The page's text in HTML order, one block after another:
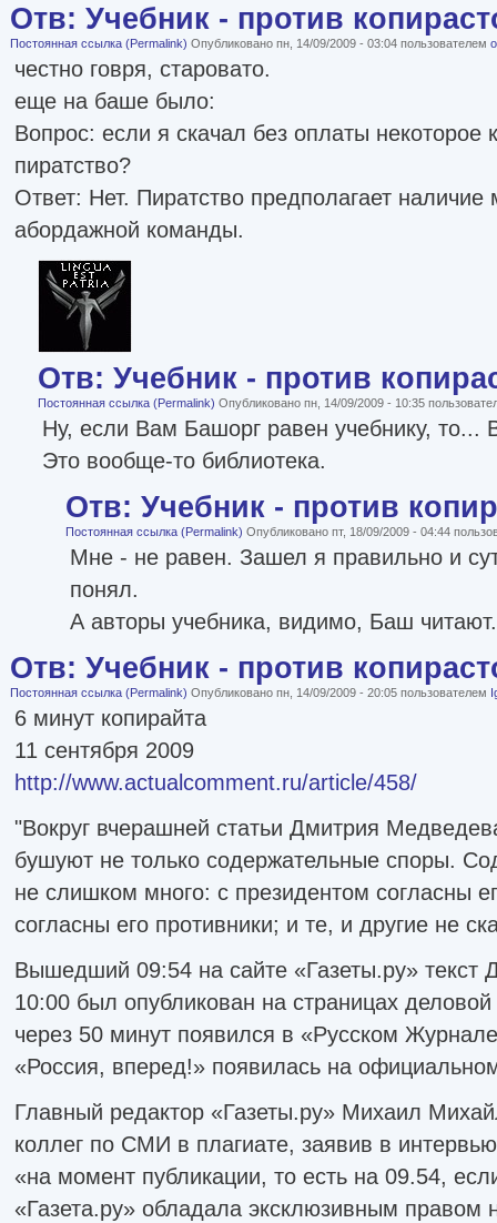
Отв: Учебник - против
Постоянная ссылка (Permalink) Опубликовано пн, 14/09/2009 - 03:04 пользователем
честно говря, старовато.
еще на баше было:
Вопрос: если я скачал без оплаты некоторое
пиратство?
Ответ: Нет. Пиратство предполагает наличие
абордажной команды.
Отв: Учебник - против
Постоянная ссылка (Permalink) Опубликовано пн, 14/09/2009 - 10:35
Ну, если Вам Башорг равен учебнику, то...
Это вообще-то библиотека.
Отв: Учебник - против
Постоянная ссылка (Permalink) Опубликовано пт, 18/09/2009 - 04:44
Мне - не равен. Зашел я правильно и
понял.
А авторы учебника, видимо, Баш читают.
Отв: Учебник - против
Постоянная ссылка (Permalink) Опубликовано пн, 14/09/2009 - 20:05 пользователем
6 минут копирайта
11 сентября 2009
http://www.actualcomment.ru/article/458/
"Вокруг вчерашней статьи Дмитрия
бушуют не только содержательные споры.
не слишком много: с президентом согласны
согласны его противники; и те, и другие не
Вышедший 09:54 на сайте «Газеты.ру» текст
10:00 был опубликован на страницах
через 50 минут появился в «Русском
«Россия, вперед!» появилась на
Главный редактор «Газеты.ру» Михаил
коллег по СМИ в плагиате, заявив в
«на момент публикации, то есть на 09.54,
«Газета.ру» обладала эксклюзивным правом